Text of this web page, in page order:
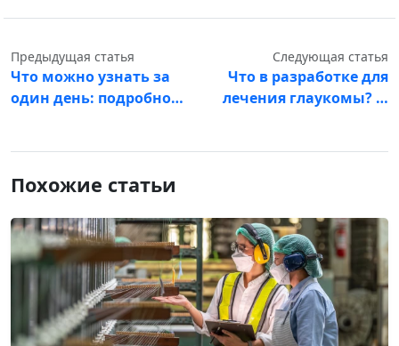
Предыдущая статья
Что можно узнать за
один день: подробно…
Следующая статья
Что в разработке для
лечения глаукомы? …
Похожие статьи